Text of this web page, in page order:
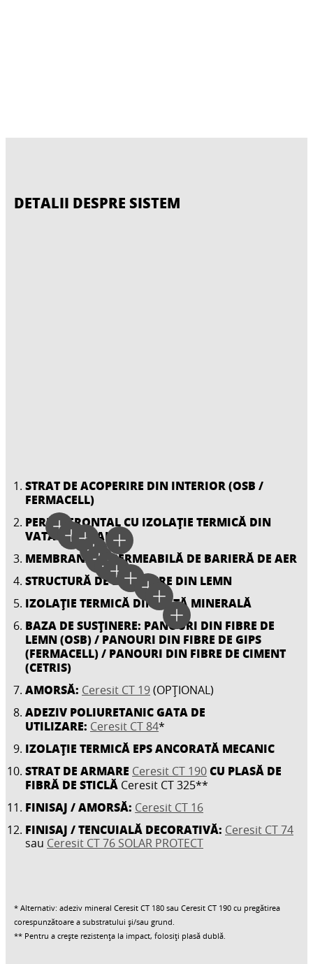
DETALII DESPRE SISTEM
STRAT DE ACOPERIRE DIN INTERIOR (OSB /
FERMACELL)
PERETE FRONTAL CU IZOLAȚIE TERMICĂ DIN
VATĂ MINERALĂ
MEMBRANĂ IMPERMEABILĂ DE BARIERĂ DE AER
STRUCTURĂ DE SUSȚINERE DIN LEMN
IZOLAȚIE TERMICĂ DIN VATĂ MINERALĂ
BAZA DE SUSȚINERE: PANOURI DIN FIBRE DE
LEMN (OSB) / PANOURI DIN FIBRE DE GIPS
(FERMACELL) / PANOURI DIN FIBRE DE CIMENT
(CETRIS)
AMORSĂ: Ceresit CT 19(OPȚIONAL)
ADEZIV POLIURETANIC GATA DE
UTILIZARE: Ceresit CT 84*
IZOLAȚIE TERMICĂ EPS ANCORATĂ MECANIC
STRAT DE ARMARE Ceresit CT 190CU PLASĂ DE
FIBRĂ DE STICLĂ Ceresit CT 325**
FINISAJ / AMORSĂ: Ceresit CT 16
FINISAJ / TENCUIALĂ DECORATIVĂ: Ceresit CT 74
sau Ceresit CT 76 SOLAR PROTECT
* Alternativ: adeziv mineral Ceresit CT 180 sau Ceresit CT 190 cu pregătirea
corespunzătoare a substratului și/sau grund.
** Pentru a crește rezistența la impact, folosiți plasă dublă.